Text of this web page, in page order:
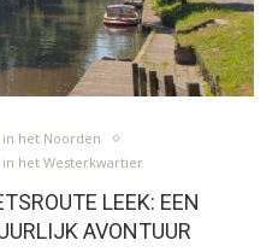
in het Noorden
het Westerkwartier
LEEK: EEN
AVONTUUR